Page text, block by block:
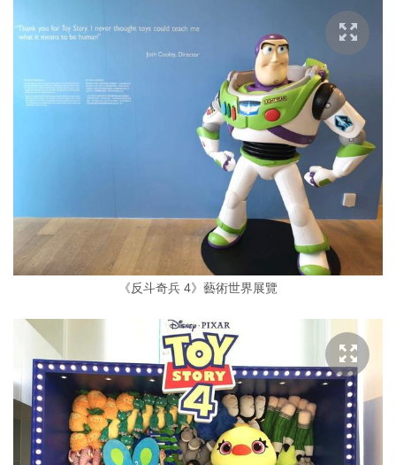
《反斗奇兵 4》藝術世界展覽